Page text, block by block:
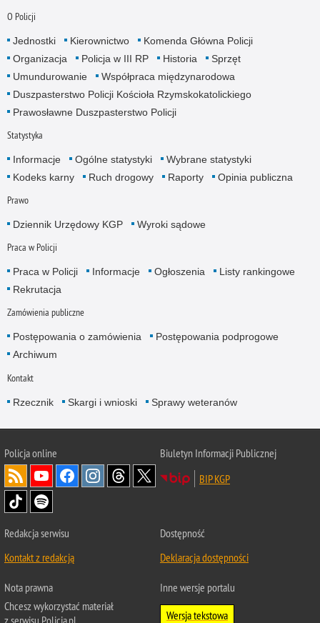
O Policji
Jednostki Kierownictwo
Komenda Główna Policji
Organizacja
Policja w III RP Historia
Sprzęt
Umundurowanie
Współpraca międzynarodowa
Duszpasterstwo Policji Kościoła Rzymskokatolickiego
Prawosławne Duszpasterstwo Policji
Statystyka
Informacje Ogólne statystyki
Wybrane statystyki
Kodeks karny
Ruch drogowy Raporty Opinia publiczna
Prawo
Dziennik Urzędowy KGP Wyroki sądowe
Praca w Policji
Praca w Policji Informacje Ogłoszenia
Listy rankingowe
Rekrutacja
Zamówienia publiczne
Postępowania o zamówienia
Postępowania podprogowe
Archiwum
Kontakt
Rzecznik Skargi i wnioski Sprawy weteranów
Policjaonline
Biuletyn Informacji Publicznej
BIP KGP
Redakcja serwisu
Kontakt z redakcją
Dostępność
Deklaracja dostępności
Nota prawna
Chcesz wykorzystać materiał
Inne wersje portalu
Wersja tekstowa